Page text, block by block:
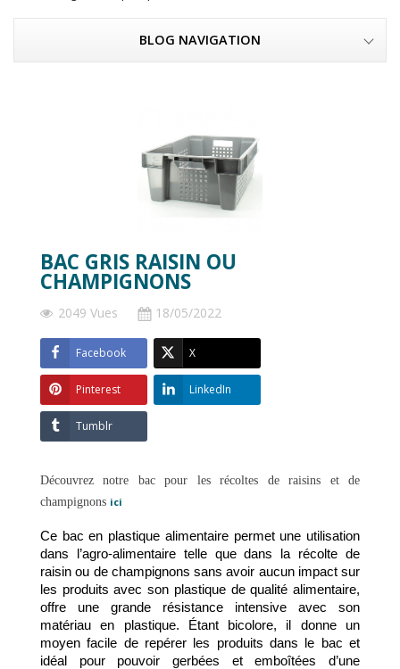
BLOG NAVIGATION
BAC GRIS RAISIN OU
CHAMPIGNONS
2049 Vues 18/05/2022
Facebook X
Pinterest LinkedIn
Tumblr
Découvrez notre bac pour les récoltes de raisins et de
champignons ici
Ce bac en plastique alimentaire permet une utilisation
dans l’agro-alimentaire telle que dans la récolte de
raisin ou de champignons sans avoir aucun impact sur
les produits avec son plastique de qualité alimentaire,
offre une grande résistance intensive avec son
matériau en plastique. Étant bicolore, il donne un
moyen facile de repérer les produits dans le bac et
idéal pour pouvoir gerbées et emboîtées d’une